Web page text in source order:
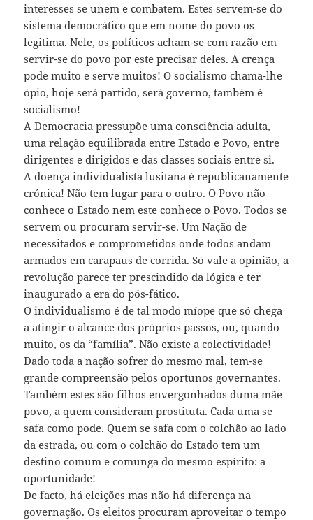
interesses se unem e combatem. Estes servem-se do
sistema democrático que em nome do povo os
legitima. Nele, os políticos acham-se com razão em
servir-se do povo por este precisar deles. A crença
pode muito e serve muitos! O socialismo chama-lhe
ópio, hoje será partido, será governo, também é
socialismo!
A Democracia pressupõe uma consciência adulta,
uma relação equilibrada entre Estado e Povo, entre
dirigentes e dirigidos e das classes sociais entre si.
A doença individualista lusitana é republicanamente
crónica! Não tem lugar para o outro. O Povo não
conhece o Estado nem este conhece o Povo. Todos se
servem ou procuram servir-se. Um Nação de
necessitados e comprometidos onde todos andam
armados em carapaus de corrida. Só vale a opinião, a
revolução parece ter prescindido da lógica e ter
inaugurado a era do pós-fático.
O individualismo é de tal modo míope que só chega
a atingir o alcance dos próprios passos, ou, quando
muito, os da “família”. Não existe a colectividade!
Dado toda a nação sofrer do mesmo mal, tem-se
grande compreensão pelos oportunos governantes.
Também estes são filhos envergonhados duma mãe
povo, a quem consideram prostituta. Cada uma se
safa como pode. Quem se safa com o colchão ao lado
da estrada, ou com o colchão do Estado tem um
destino comum e comunga do mesmo espírito: a
oportunidade!
De facto, há eleições mas não há diferença na
governação. Os eleitos procuram aproveitar o tempo